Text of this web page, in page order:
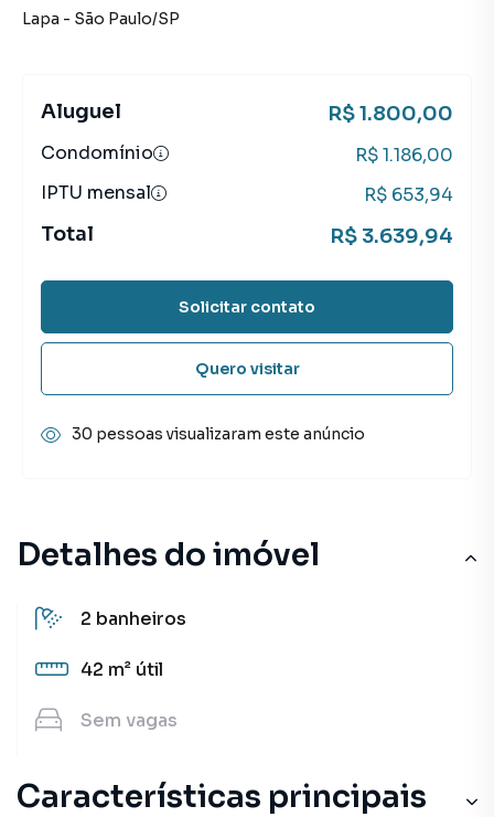
Detalhes do imóvel
2 banheiros
42 m² útil
Sem vagas
Características principais
Lapa - São Paulo/SP
Aluguel R$ 1.800,00
Condomínio
R$ 1.186,00
IPTU mensal
R$ 653,94
Total R$ 3.639,94
Solicitar contato
Quero visitar
30 pessoas visualizaram este anúncio